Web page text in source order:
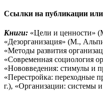
Ссылки на публикации
Книги: «Цели и ценности»
«Дезорганизация» (М.,
«Методы развития
«Современная социология
«Нововведения: стимулы и
«Перестройка: переходные
г.), «Организации: системы